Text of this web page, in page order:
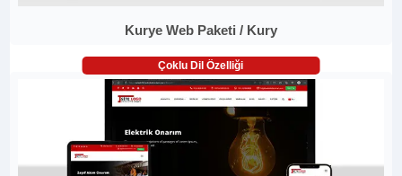
Kurye Web Paketi / Kury
Çoklu Dil Özelliği